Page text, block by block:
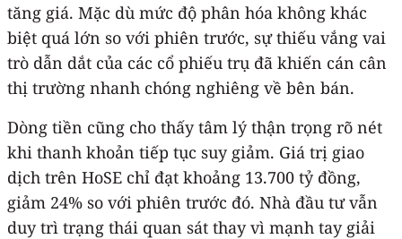
tăng giá. Mặc dù mức độ phân hóa không khác
biệt quá lớn so với phiên trước, sự thiếu vắng vai
trò dẫn dắt của các cổ phiếu trụ đã khiến cán cân
thị trường nhanh chóng nghiêng về bên bán.
Dòng tiền cũng cho thấy tâm lý thận trọng rõ nét
khi thanh khoản tiếp tục suy giảm. Giá trị giao
dịch trên HoSE chỉ đạt khoảng 13.700 tỷ đồng,
giảm 24% so với phiên trước đó. Nhà đầu tư vẫn
duy trì trạng thái quan sát thay vì mạnh tay giải